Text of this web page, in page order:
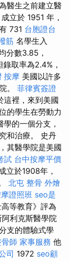
醫生之前建立醫
立於 1951 年，
731 台胞證台
筋 名學生入
分數3.85，
取率為2.4%，
按摩 美國以許多
。 菲律賓簽證
這裡，來到美國
的學生在勞動力
的一個分支，
和治療。 史丹
其醫學院是美國
試 台中按摩平價
立於1908年，
北屯 整骨 外燴
證照班 seo是
等教育》評為
利克斯醫學院
支的體驗式學
師 家事服務 他
司 1972 seo顧